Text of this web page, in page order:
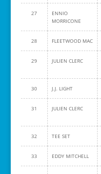
27
ENNIO
MORRICONE
28 FLEETWOOD MAC
29 JULIEN CLERC
30 J.J. LIGHT
31 JULIEN CLERC
32 TEE SET
33 EDDY MITCHELL